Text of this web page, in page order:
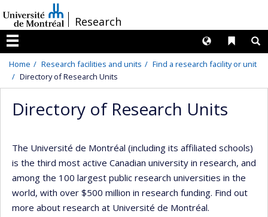
au
contenu
/Research
Menu
Liens
Langues
Home Research facilities and units
Find a research facility or unit
Directory of Research Units
Directory of Research Units
The Université de Montréal (including its affiliated schools)
is the third most active Canadian university in research, and
among the 100 largest public research universities in the
world, with over $500 million in research funding. Find out
more about research at Université de Montréal.